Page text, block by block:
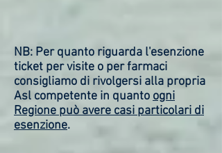
NB: Per quanto riguarda l'esenzione
ticket per visite o per farmaci
consigliamo di rivolgersi alla propria
Asl competente in quanto ogni
Regione può avere casi particolari di
esenzione.